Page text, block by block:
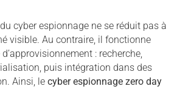
cyber espionnage ne se réduit pas à
visible. Au contraire, il fonctionne
: recherche,
puis intégration dans des
Ainsi, le cyber espionnage zero day